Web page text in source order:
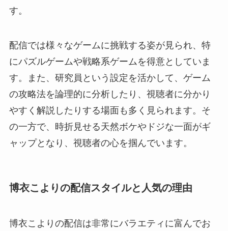
す。
配信では様々なゲームに挑戦する姿が見られ、特
にパズルゲームや戦略系ゲームを得意としていま
す。また、研究員という設定を活かして、ゲーム
の攻略法を論理的に分析したり、視聴者に分かり
やすく解説したりする場面も多く見られます。そ
の一方で、時折見せる天然ボケやドジな一面がギ
ャップとなり、視聴者の心を掴んでいます。
博衣こよりの配信スタイルと人気の理由
博衣こよりの配信は非常にバラエティに富んでお